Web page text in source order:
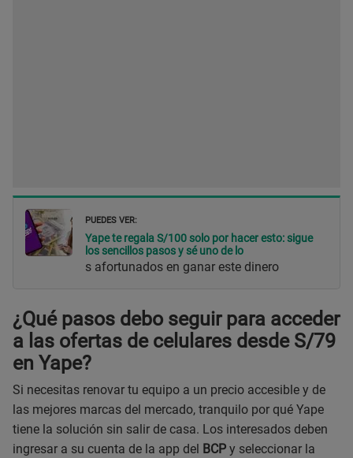
PUEDES VER:
Yape te regala S/100 solo por hacer esto: sigue
los sencillos pasos y sé uno de lo
s afortunados en ganar este dinero
¿Qué pasos debo seguir para acceder
a las ofertas de celulares desde S/79
en Yape?
Si necesitas renovar tu equipo a un precio accesible y de
las mejores marcas del mercado, tranquilo por qué Yape
tiene la solución sin salir de casa. Los interesados deben
ingresar a su cuenta de la app del BCP y seleccionar la